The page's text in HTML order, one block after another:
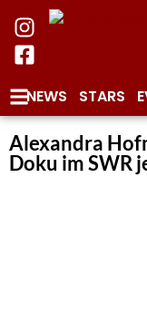
NEWS STARS
Alexandra
Doku im SWR